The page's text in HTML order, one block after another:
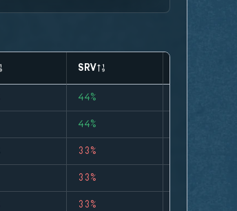
SRV
44%
44%
33%
33%
33%